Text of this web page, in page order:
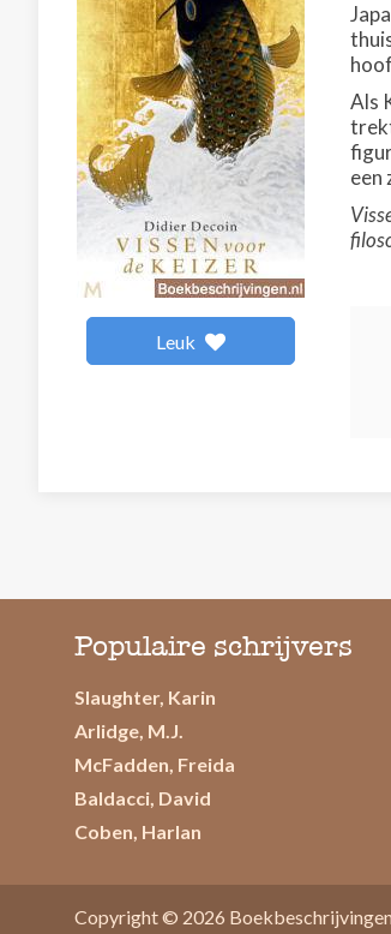
Leuk
Als
een
Populaire schrijvers
Slaughter, Karin
Arlidge, M.J.
McFadden, Freida
Baldacci, David
Coben, Harlan
Copyright © 2026